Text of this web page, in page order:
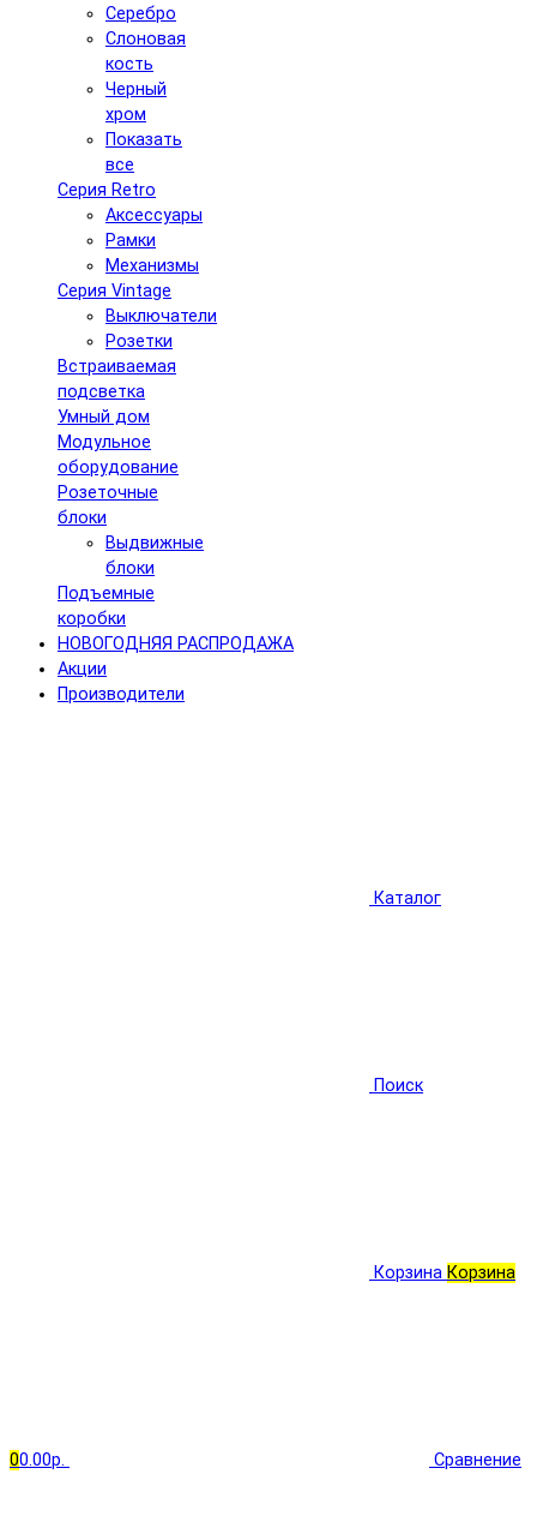
Серебро
Слоновая
кость
Черный
хром
Показать
все
Серия Retro
Аксессуары
Рамки
Механизмы
Серия Vintage
Выключатели
Розетки
Встраиваемая
подсветка
Умный дом
Модульное
оборудование
Розеточные
блоки
Выдвижные
блоки
Подъемные
коробки
НОВОГОДНЯЯ РАСПРОДАЖА
Акции
Производители
Каталог
Поиск
Корзина Корзина
00.00р. Сравнение